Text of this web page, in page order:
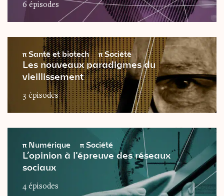
6 épisodes
π Santé et biotech πSociété
Les nouveaux paradigmes du
vieillissement
3 épisodes
π Numérique π Société
L’opinion à l'épreuve des réseaux
sociaux
4 épisodes